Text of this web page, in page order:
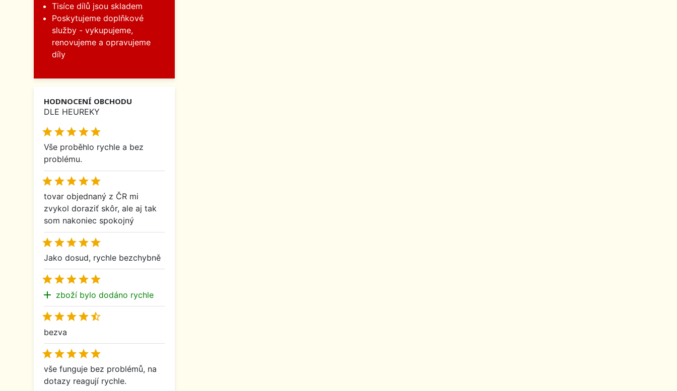
Tisíce dílů jsou skladem
Poskytujeme doplňkové
služby - vykupujeme,
renovujeme a opravujeme
díly
HODNOCENÍ OBCHODU
DLE HEUREKY

Vše proběhlo rychle a bez
problému.

tovar objednaný z ČR mi
zvykol doraziť skôr, ale aj tak
som nakoniec spokojný

Jako dosud, rychle bezchybně

add zboží bylo dodáno rychle

bezva

vše funguje bez problémů, na
dotazy reagují rychle.